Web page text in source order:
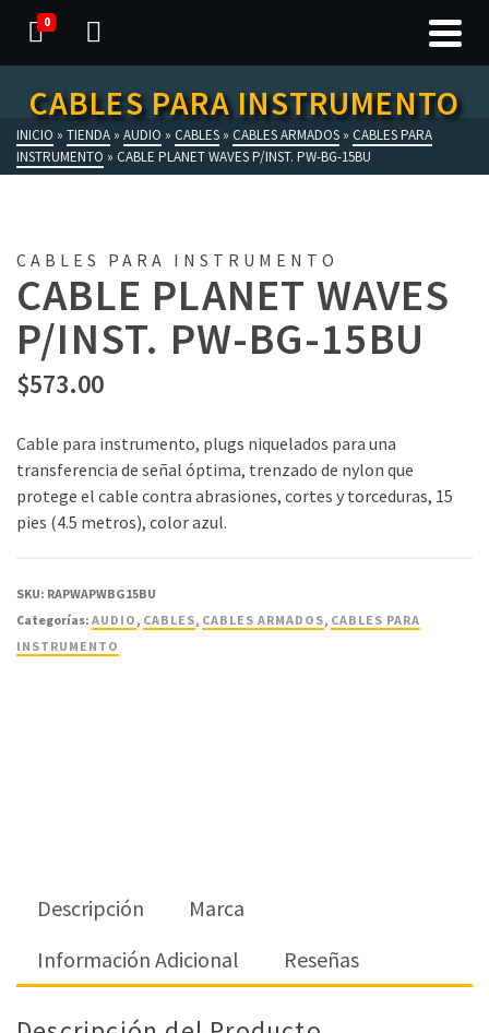
0
CABLES PARA INSTRUMENTO
INICIO » TIENDA » AUDIO » CABLES » CABLES ARMADOS » CABLES PARA
INSTRUMENTO » CABLE PLANET WAVES P/INST. PW-BG-15BU
CABLES PARA INSTRUMENTO
CABLE PLANET WAVES
P/INST. PW-BG-15BU
$573.00
Cable para instrumento, plugs niquelados para una
transferencia de señal óptima, trenzado de nylon que
protege el cable contra abrasiones, cortes y torceduras, 15
pies (4.5 metros), color azul.
SKU: RAPWAPWBG15BU
Categorías: AUDIO, CABLES, CABLES ARMADOS, CABLES PARA
INSTRUMENTO
Descripción
Marca
Información Adicional
Reseñas